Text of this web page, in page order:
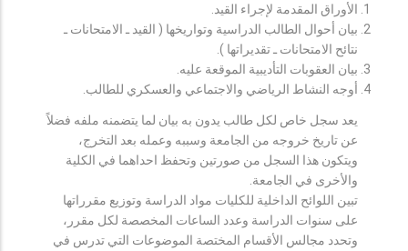
الأوراق المقدمة لإجراء القيد.
بيان أحوال الطالب الدراسية وتواريخها ( القيد ـ الامتحانات ـ
نتائح الامتحانات ـ تقديراتها ).
بيان العقوبات التأديبية الموقعة عليه.
أوجه النشاط الرياضي والاجتماعي والعسكري للطالب.
يعد سجل خاص لكل طالب يدون به بيان لما يتضمنه ملفه فضلاً
عن تاريخ خروجه من الجامعة وسببه وعمله بعد التخرج،
ويتكون هذا السجل من صورتين وتحفظ احداهما في الكلية
والأخرى في الجامعة.
تبين اللوائح الداخلية للكليات مواد الدراسة وتوزيع مقرراتها
على سنوات الدراسة وعدد الساعات المخصصة لكل مقرر،
وتحدد مجالس الأقسام المختصة الموضوعات التي تدرس في